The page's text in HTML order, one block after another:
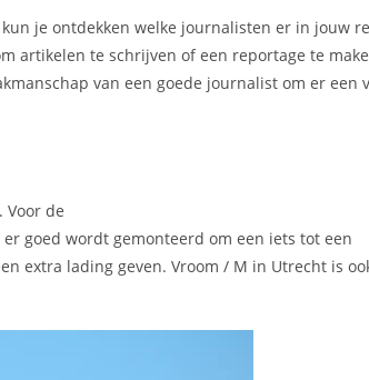
je ontdekken welke journalisten er in jouw
artikelen te schrijven of een reportage te
van een goede journalist om er een
Voor de
goed wordt gemonteerd om een iets tot een
extra lading geven. Vroom / M in Utrecht is